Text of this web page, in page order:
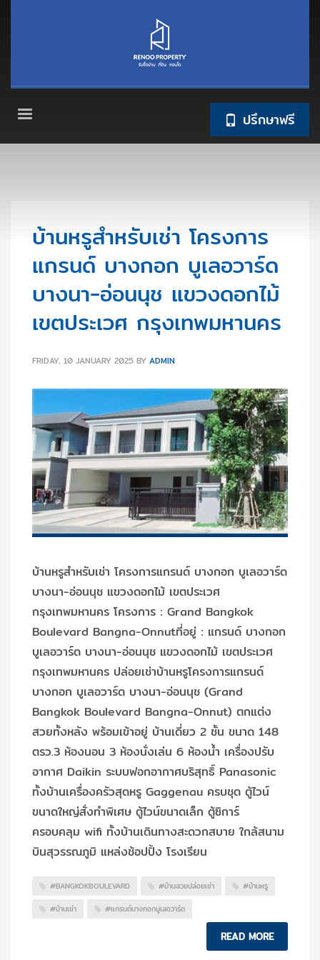
ปรึกษาฟรี
บ้านหรูสำหรับเช่า โครงการ
แกรนด์ บางกอก บูเลอวาร์ด
บางนา-อ่อนนุช แขวงดอกไม้
เขตประเวศ กรุงเทพมหานคร
FRIDAY, 10 JANUARY 2025 BY ADMIN
บ้านหรูสำหรับเช่า โครงการแกรนด์ บางกอก บูเลอวาร์ด
บางนา-อ่อนนุช แขวงดอกไม้ เขตประเวศ
กรุงเทพมหานคร โครงการ：Grand Bangkok
Boulevard Bangna-Onnutที่อยู่：แกรนด์ บางกอก
บูเลอวาร์ด บางนา-อ่อนนุช แขวงดอกไม้ เขตประเวศ
กรุงเทพมหานคร ปล่อยเช่าบ้านหรูโครงการแกรนด์
บางกอก บูเลอวาร์ด บางนา-อ่อนนุช (Grand
Bangkok Boulevard Bangna-Onnut) ตกแต่ง
สวยทั้งหลัง พร้อมเข้าอยู่ บ้านเดี่ยว 2 ชั้น ขนาด 148
ตรว.3 ห้องนอน 3 ห้องนั่งเล่น 6 ห้องน้ำ เครื่องปรับ
อากาศ Daikin ระบบฟอกอากาศบริสุทธิ์ Panasonic
ทั้งบ้านเครื่องครัวสุดหรู Gaggenau ครบชุด ตู้ไวน์
ขนาดใหญ่สั่งทำพิเศษ ตู้ไวน์ขนาดเล็ก ตู้ซิการ์
ครอบคลุม wifi ทั้งบ้านเดินทางสะดวกสบาย ใกล้สนาม
บินสุวรรณภูมิ แหล่งช้อปปิ้ง โรงเรียน
#BANGKOKBOULEVARD #บ้านสวยปล่อยเช่า #บ้านหรู
#บ้านเช่า #แกรนด์บางกอกบูเลอวาร์ด
READ MORE